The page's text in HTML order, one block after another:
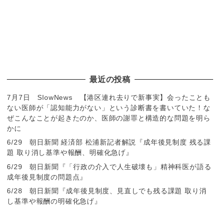
最近の投稿
7月7日 SlowNews 【港区連れ去りで新事実】会ったことも
ない医師が「認知能力がない」という診断書を書いていた！な
ぜこんなことが起きたのか、医師の謝罪と構造的な問題を明ら
かに
6/29 朝日新聞 経済部 松浦新記者解説『成年後見制度 残る課
題 取り消し基準や報酬、明確化急げ』
6/29 朝日新聞『「行政の介入で人生破壊も」精神科医が語る
成年後見制度の問題点』
6/28 朝日新聞『成年後見制度、見直しでも残る課題 取り消
し基準や報酬の明確化急げ』